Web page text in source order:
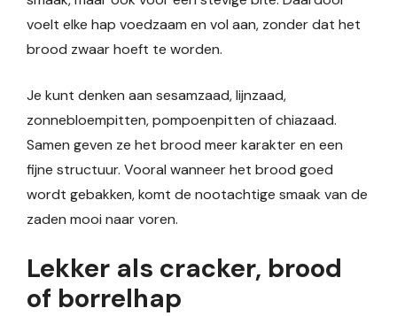
voelt elke hap voedzaam en vol aan, zonder dat het
brood zwaar hoeft te worden.
Je kunt denken aan sesamzaad, lijnzaad,
zonnebloempitten, pompoenpitten of chiazaad.
Samen geven ze het brood meer karakter en een
fijne structuur. Vooral wanneer het brood goed
wordt gebakken, komt de nootachtige smaak van de
zaden mooi naar voren.
Lekker als cracker, brood
of borrelhap